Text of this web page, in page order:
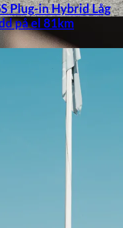
Plug-in Hybrid Låg
på el 81km